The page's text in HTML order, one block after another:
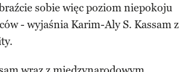
sobie więc poziom niepokoju
- wyjaśnia Karim-Aly S. Kassam z